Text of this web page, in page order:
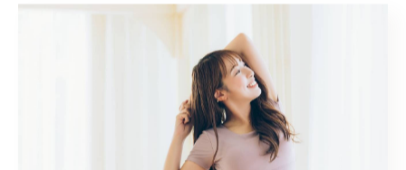
されています。口コミ情報は、実際の利用体験に基づい
ているため、クリニックの雰囲気やサービスの質を知る
上で非常に参考になります。
美容知識を深める奈良の注目サービス
奈良県では、美容に関する知識を深められるセミナーや